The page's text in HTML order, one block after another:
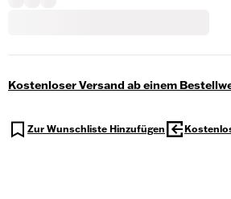
Kostenloser Versand ab einem
Zur Wunschliste Hinzufügen